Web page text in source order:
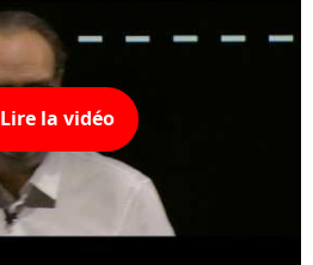
Lire la vidéo